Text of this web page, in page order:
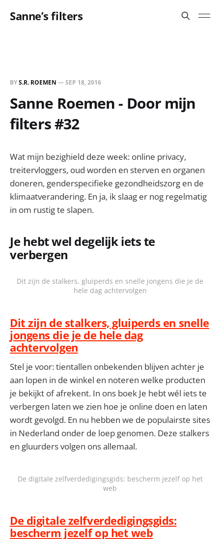
Sanne’s filters
BYS.R. ROEMEN —SEP 18, 2016
Sanne Roemen - Door mijn
filters #32
Wat mijn bezighield deze week: online privacy,
treitervloggers, oud worden en sterven en organen
doneren, genderspecifieke gezondheidszorg en de
klimaatverandering. En ja, ik slaag er nog regelmatig
in om rustig te slapen.
Je hebt wel degelijk iets te
verbergen
Dit zijn de stalkers, gluiperds en snelle jongens die je de
hele dag achtervolgen
Dit zijn de stalkers, gluiperds en snelle
jongens die je de hele dag
achtervolgen
Stel je voor: tientallen onbekenden blijven achter je
aan lopen in de winkel en noteren welke producten
je bekijkt of afrekent. In ons boek Je hebt wél iets te
verbergen laten we zien hoe je online doen en laten
wordt gevolgd. En nu hebben we de populairste sites
in Nederland onder de loep genomen. Deze stalkers
en gluurders volgen ons allemaal.
De digitale zelfverdedigingsgids: bescherm jezelf op het
web
De digitale zelfverdedigingsgids:
bescherm jezelf op het web